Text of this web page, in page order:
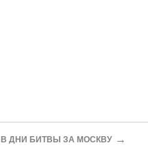
В ДНИ БИТВЫ ЗА МОСКВУ →